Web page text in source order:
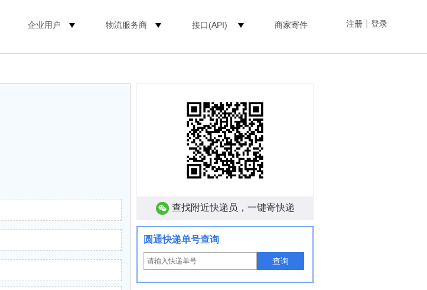
注册 登录
企业用户 物流服务商 接口(API) 商家寄件
查找附近快递员，一键寄快递
圆通快递单号查询
查询